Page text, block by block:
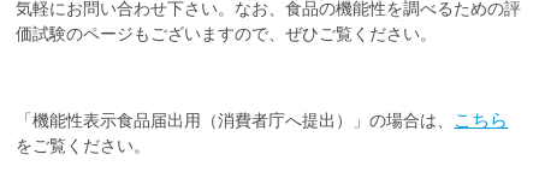
気軽にお問い合わせ下さい。なお、食品の機能性を調べるための評
価試験のページもございますので、ぜひご覧ください。
「機能性表示食品届出用（消費者庁へ提出）」の場合は、 こちら
をご覧ください。